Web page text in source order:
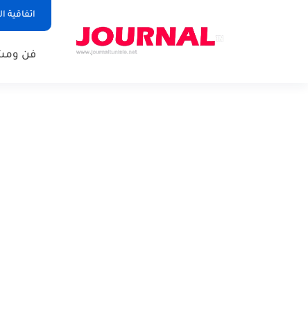
اتفاقية
فن